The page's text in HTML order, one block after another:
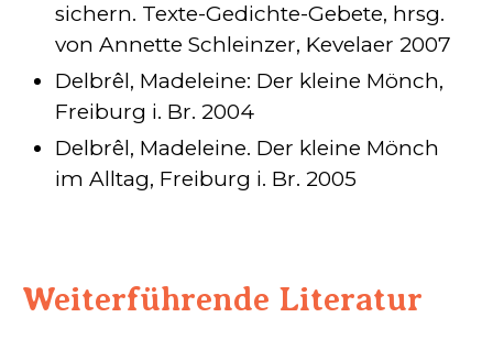
sichern. Texte-Gedichte-Gebete, hrsg.
von Annette Schleinzer, Kevelaer 2007
Delbrêl, Madeleine: Der kleine Mönch,
Freiburg i. Br. 2004
Delbrêl, Madeleine. Der kleine Mönch
im Alltag, Freiburg i. Br. 2005
Weiterführende Literatur